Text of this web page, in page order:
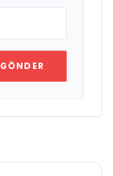
GÖNDER